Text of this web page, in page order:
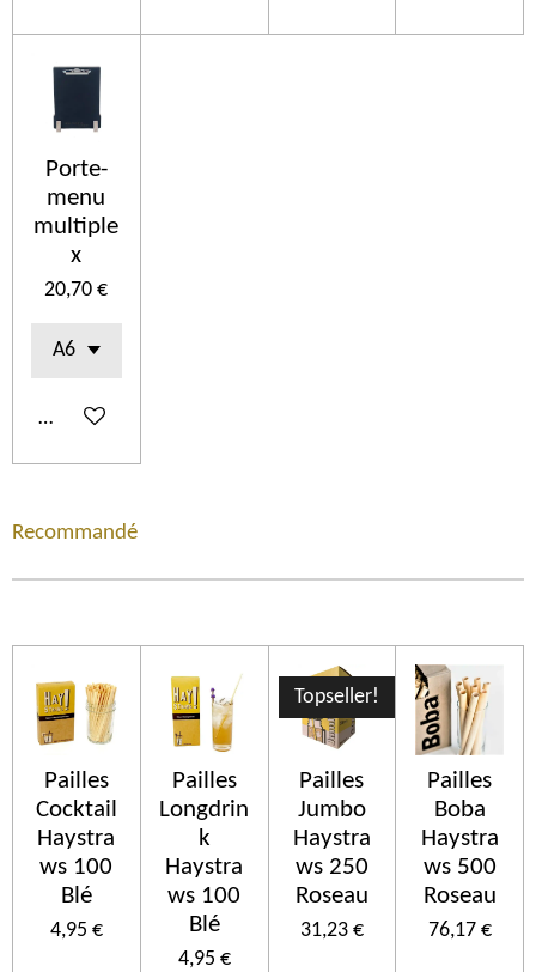
Porte-
menu
multiple
x
20,70 €
Ajouter au panier
Recommandé
Pailles
Cocktail
Haystra
ws 100
Blé
4,95 €
Pailles
Longdrin
k
Haystra
ws 100
Blé
4,95 €
Topseller!
Pailles
Jumbo
Haystra
ws 250
Roseau
31,23 €
Pailles
Boba
Haystra
ws 500
Roseau
76,17 €